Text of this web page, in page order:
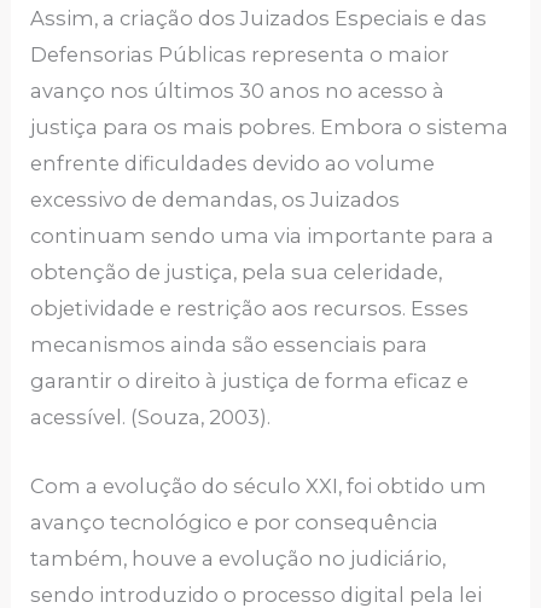
Assim, a criação dos Juizados Especiais e das
Defensorias Públicas representa o maior
avanço nos últimos 30 anos no acesso à
justiça para os mais pobres. Embora o sistema
enfrente dificuldades devido ao volume
excessivo de demandas, os Juizados
continuam sendo uma via importante para a
obtenção de justiça, pela sua celeridade,
objetividade e restrição aos recursos. Esses
mecanismos ainda são essenciais para
garantir o direito à justiça de forma eficaz e
acessível. (Souza, 2003).
Com a evolução do século XXI, foi obtido um
avanço tecnológico e por consequência
também, houve a evolução no judiciário,
sendo introduzido o processo digital pela lei